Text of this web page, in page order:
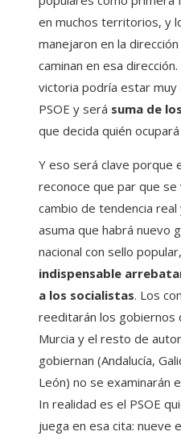
en muchos territorios, y
manejaron en la
caminan en esa
victoria podría estar muy
PSOE y será suma de
que decida quién
Y eso será clave porque
reconoce que par que se
cambio de tendencia real
asuma que habrá nuevo
nacional con sello popular,
indispensable
a los socialistas. Los
reeditarán los gobiernos
Murcia y el resto de
gobiernan (Andalucía,
León) no se examinarán
In realidad es el PSOE
juega en esa cita: nueve